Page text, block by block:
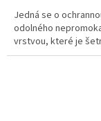
Jedná se o
odolného
vrstvou, které je